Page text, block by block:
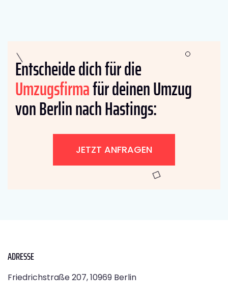
Entscheide dich für die
Umzugsfirmafür deinen Umzug
von Berlin nach Hastings:
JETZT ANFRAGEN
ADRESSE
Friedrichstraße 207, 10969 Berlin